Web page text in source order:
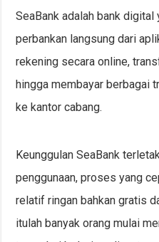
SeaBank adalah bank digital
perbankan langsung dari
rekening secara online,
hingga membayar berbagai
ke kantor cabang.
Keunggulan SeaBank
penggunaan, proses yang
relatif ringan bahkan gratis
itulah banyak orang mulai